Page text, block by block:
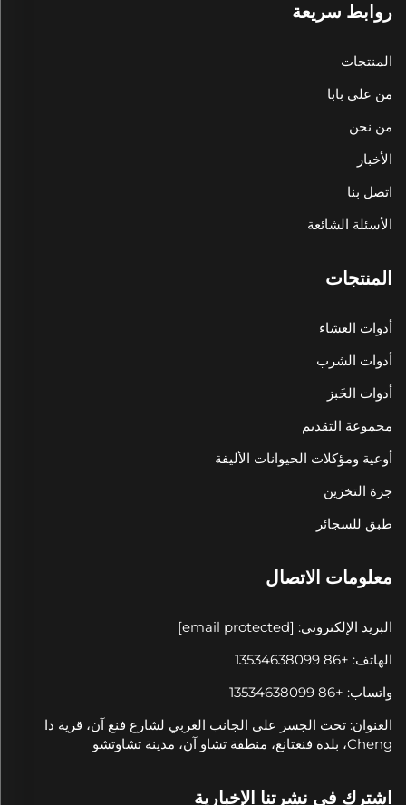
روابط سريعة
المنتجات
من علي بابا
من نحن
الأخبار
اتصل بنا
الأسئلة الشائعة
المنتجات
أدوات العشاء
أدوات الشرب
أدوات الخَبز
مجموعة التقديم
أوعية ومؤكلات الحيوانات الأليفة
جرة التخزين
طبق للسجائر
معلومات الاتصال
البريد الإلكتروني: [email protected]
الهاتف: +86 13534638099
واتساب: +86 13534638099
العنوان: تحت الجسر على الجانب الغربي لشارع فنغ آن، قرية دا
Cheng، بلدة فنغتانغ، منطقة تشاو آن، مدينة تشاوتشو
اشترك في نشرتنا الإخبارية